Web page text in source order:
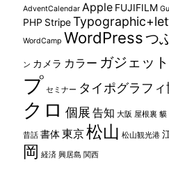
AdventCalendar Apple FUJIFILM
PHP Stripe
WordCamp WordPressつ
ン カメラ カラー ガジェット
プ セミナー タイポグラフィ
クロ 個展 告知 大阪 屋根裏 貘
昔話 書体 東京松山 松山観光港
岡 経済 興居島 関西